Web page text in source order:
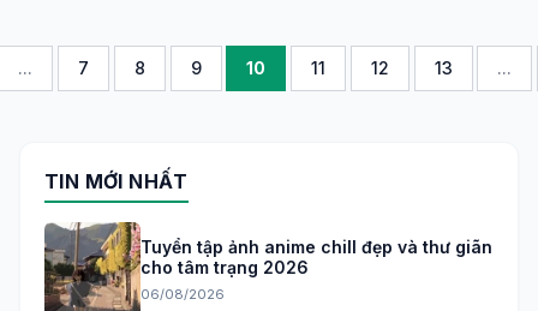
... 7 8 9 10 11 12 13 ...
TIN MỚI NHẤT
Tuyển tập ảnh anime chill đẹp và thư giãn
cho tâm trạng 2026
06/08/2026